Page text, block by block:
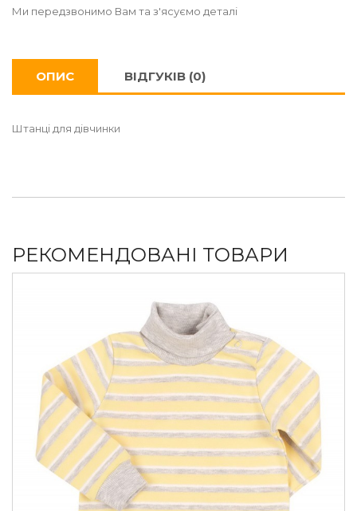
Ми передзвонимо Вам та з'ясуємо деталі
ОПИС ВІДГУКІВ (0)
Штанці для дівчинки
РЕКОМЕНДОВАНІ ТОВАРИ